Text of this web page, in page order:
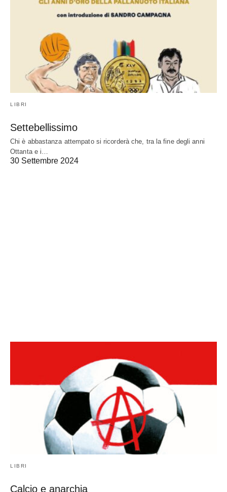
LIBRI
Settebellissimo
Chi è abbastanza attempato si ricorderà che, tra la fine degli anni
Ottanta e i…
30 Settembre 2024
LIBRI
Calcio e anarchia